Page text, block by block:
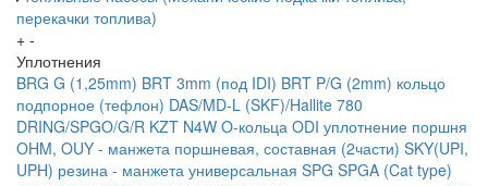
перекачки топлива)
+ -
Уплотнения
BRG G (1,25mm) BRT 3mm (под IDI) BRT P/G (2mm) кольцо
подпорное (тефлон) DAS/MD-L (SKF)/Hallite 780
DRING/SPGO/G/R KZT N4W O-кольца ODI уплотнение поршня
OHM, OUY - манжета поршневая, составная (2части) SKY(UPI,
UPH) резина - манжета универсальная SPG SPGA (Cat type)